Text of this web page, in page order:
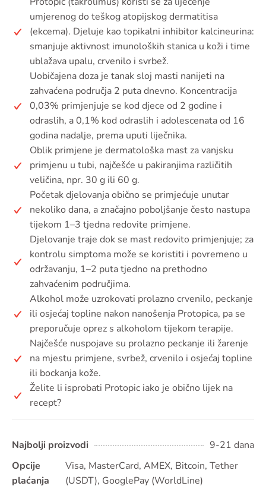
umjerenog do teškog atopijskog dermatitisa
(ekcema). Djeluje kao topikalni inhibitor kalcineurina:
smanjuje aktivnost imunoloških stanica u koži i time
ublažava upalu, crvenilo i svrbež.
Uobičajena doza je tanak sloj masti nanijeti na
zahvaćena područja 2 puta dnevno. Koncentracija
0,03% primjenjuje se kod djece od 2 godine i
odraslih, a 0,1% kod odraslih i adolescenata od 16
godina nadalje, prema uputi liječnika.
Oblik primjene je dermatološka mast za vanjsku
primjenu u tubi, najčešće u pakiranjima različitih
veličina, npr. 30 g ili 60 g.
Početak djelovanja obično se primjećuje unutar
nekoliko dana, a značajno poboljšanje često nastupa
tijekom 1–3 tjedna redovite primjene.
Djelovanje traje dok se mast redovito primjenjuje; za
kontrolu simptoma može se koristiti i povremeno u
održavanju, 1–2 puta tjedno na prethodno
zahvaćenim područjima.
Alkohol može uzrokovati prolazno crvenilo, peckanje
ili osjećaj topline nakon nanošenja Protopica, pa se
preporučuje oprez s alkoholom tijekom terapije.
Najčešće nuspojave su prolazno peckanje ili žarenje
na mjestu primjene, svrbež, crvenilo i osjećaj topline
ili bockanja kože.
Želite li isprobati Protopic iako je obično lijek na
recept?
Najbolji proizvodi
9-21 dana
Opcije
plaćanja
Visa, MasterCard, AMEX, Bitcoin, Tether
(USDT), GooglePay (WorldLine)